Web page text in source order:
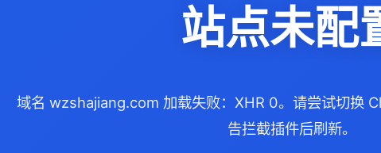
站点未配
域名 wzshajiang.com 加载失败：XHR 0。请尝试切换
告拦截插件后刷新。